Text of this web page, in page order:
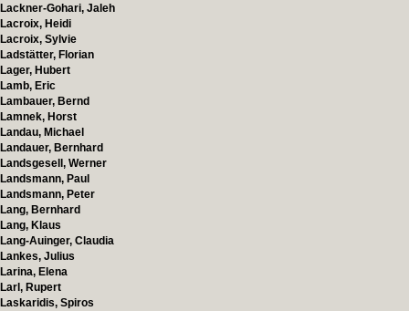
Lackner-Gohari, Jaleh
Lacroix, Heidi
Lacroix, Sylvie
Ladstätter, Florian
Lager, Hubert
Lamb, Eric
Lambauer, Bernd
Lamnek, Horst
Landau, Michael
Landauer, Bernhard
Landsgesell, Werner
Landsmann, Paul
Landsmann, Peter
Lang, Bernhard
Lang, Klaus
Lang-Auinger, Claudia
Lankes, Julius
Larina, Elena
Larl, Rupert
Laskaridis, Spiros